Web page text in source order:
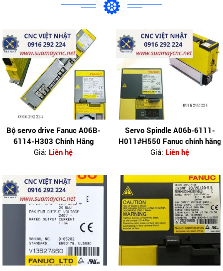
Bộ servo drive Fanuc A06B-
6114-H303 Chính Hãng
Giá: Liên hệ
Servo Spindle A06b-6111-
H011#H550 Fanuc chính hãng
Giá: Liên hệ